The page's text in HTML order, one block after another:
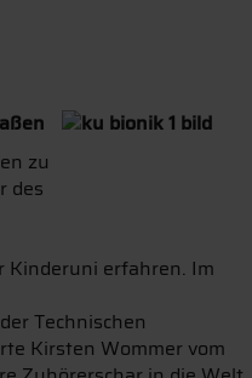
zu
des
Kinderuni erfahren. Im
Technischen
Kirsten Wommer vom